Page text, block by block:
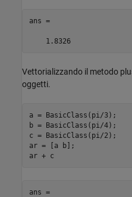
ans =
    1.8326
Vettorializzando il metodo
oggetti.
a = BasicClass(pi/3);
b = BasicClass(pi/4);
c = BasicClass(pi/2);
ar = [a b];
ar + c
ans =